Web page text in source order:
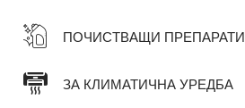
ПОЧИСТВАЩИ ПРЕПАРАТИ
ЗА КЛИМАТИЧНА УРЕДБА